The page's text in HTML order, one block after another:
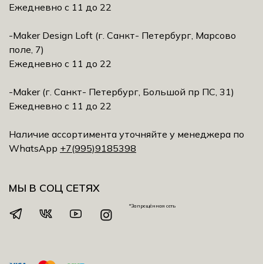
Ежедневно с 11 до 22
-Maker Design Loft (г. Санкт- Петербург, Марсово
поле, 7)
Ежедневно с 11 до 22
-Maker (г. Санкт- Петербург, Большой пр ПС, 31)
Ежедневно с 11 до 22
Наличие ассортимента уточняйте у менеджера по
WhatsApp +7(995)9185398
МЫ В СОЦ СЕТЯХ
*Запрещённая сеть